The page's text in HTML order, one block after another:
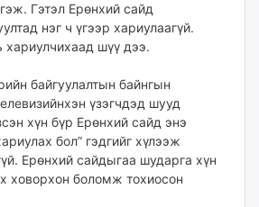
Гэтэл Ерөнхий сайд
нэг ч үгээр хариулаагүй.
хариулчихаад шүү дээ.
байгуулалтын байнгын
үзэгчдэд шууд
хүн бүр Ерөнхий сайд энэ
бол” гэдгийг хүлээж
Ерөнхий сайдыгаа шударга хүн
ховорхон боломж тохиосон